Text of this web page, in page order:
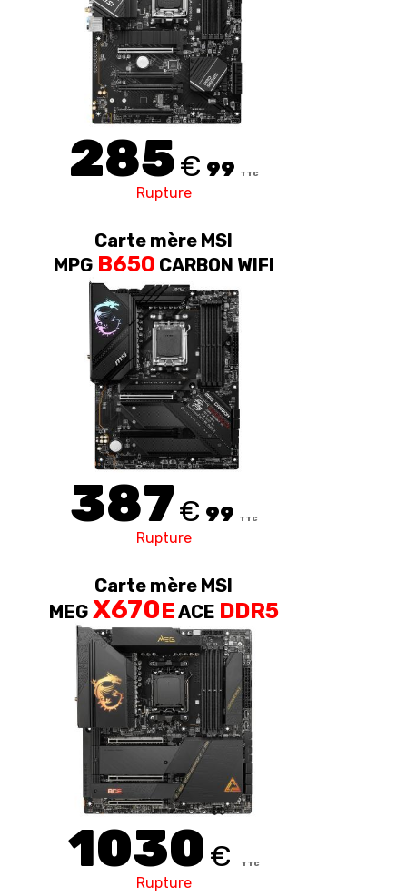
285€ 99 TTC
Rupture
Carte mère MSI
MPG B650 CARBON WIFI
387€ 99 TTC
Rupture
Carte mère MSI
MEG X670EACE DDR5
1030 € TTC
Rupture